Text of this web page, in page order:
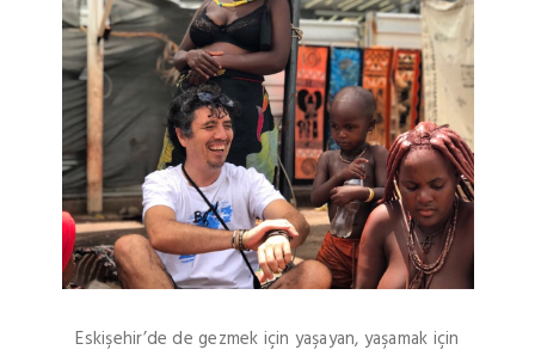
Eskişehir’de de gezmek için yaşayan, yaşamak için